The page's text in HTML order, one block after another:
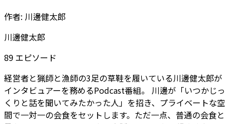
作者: 川邊健太郎
川邊健太郎
89 エピソード
経営者と猟師と漁師の3足の草鞋を履いている川邊健太郎が
インタビュアーを務めるPodcast番組。
川邊が「いつかじっ
くりと話を聞いてみたかった人」を招き、プライベートな空
間で一対一の会食をセットします。ただ一点、普通の会食と